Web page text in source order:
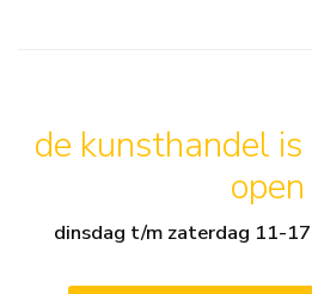
de kunsthandel
open
dinsdag t/m zaterdag 11-